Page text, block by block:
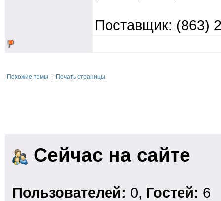
Поставщик: (863)
Похожие темы Печать страницы
Сейчас на сайте
Пользователей: 0, Гостей: 6